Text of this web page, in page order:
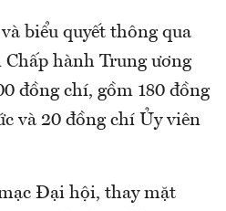
biểu quyết thông qua
hành Trung ương
đồng chí, gồm 180 đồng
và 20 đồng chí Ủy viên
Đại hội, thay mặt